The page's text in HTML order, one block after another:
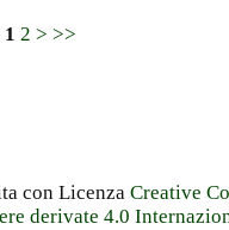
1 2 > >>
con Licenza Creative
derivate 4.0